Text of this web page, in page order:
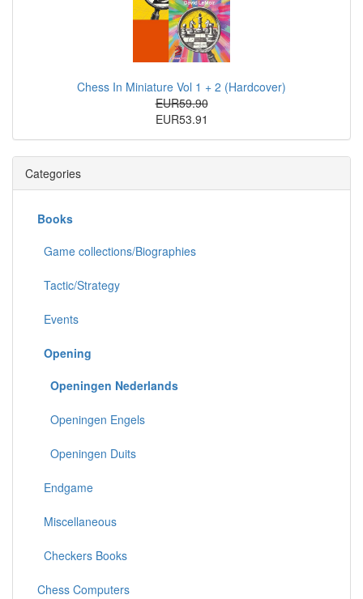
Chess In Miniature Vol 1 + 2 (Hardcover)
EUR59.90
EUR53.91
Categories
Books
Game collections/Biographies
Tactic/Strategy
Events
Opening
Openingen Nederlands
Openingen Engels
Openingen Duits
Endgame
Miscellaneous
Checkers Books
Chess Computers